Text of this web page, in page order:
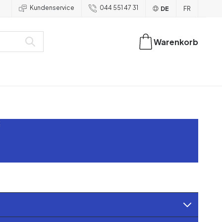
Kundenservice 044 551 47 31 DE FR
Warenkorb